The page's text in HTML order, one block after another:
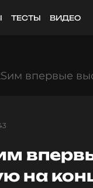
ТЕСТЫ ВИДЕО
впервые
на